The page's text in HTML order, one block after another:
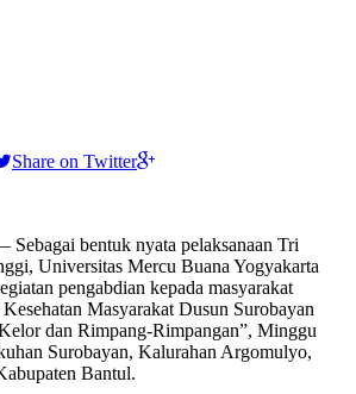
Share on Twitter
Sebagai bentuk nyata pelaksanaan Tri
Universitas Mercu Buana Yogyakarta
pengabdian kepada masyarakat
Masyarakat Dusun Surobayan
dan Rimpang-Rimpangan”, Minggu
Surobayan, Kalurahan Argomulyo,
Bantul.